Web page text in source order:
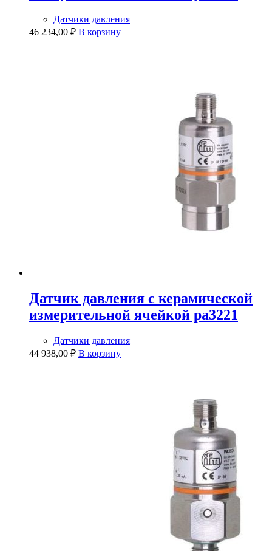
Датчики давления
46 234,00 ₽ В корзину
Датчик давления с керамической
измерительной ячейкой pa3221
Датчики давления
44 938,00 ₽ В корзину